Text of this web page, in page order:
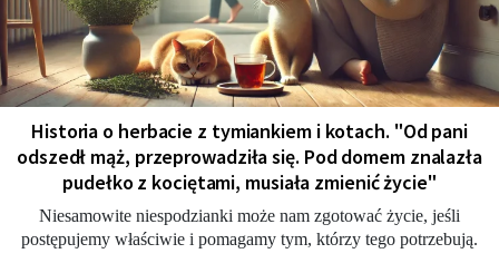
Historia o herbacie z tymiankiem i kotach. "Od pani
odszedł mąż, przeprowadziła się. Pod domem znalazła
pudełko z kociętami, musiała zmienić życie"
Niesamowite niespodzianki może nam zgotować życie, jeśli
postępujemy właściwie i pomagamy tym, którzy tego potrzebują.